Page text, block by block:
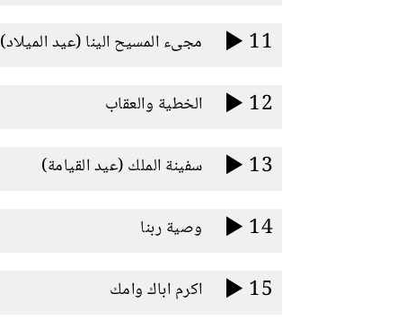
11 مجىء المسيح الينا (عيد الميلاد)
12 الخطية والعقاب
13 سفينة الملك (عيد القيامة)
14 وصية ربنا
15 اكرم اباك وامك